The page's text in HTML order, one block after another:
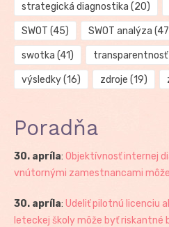
strategická diagnostika (20)
SWOT (45) SWOT analýza
swotka (41) transparentnosť
výsledky(16) zdroje (19)
Poradňa
30. apríla: Objektívnosť internej
vnútornými zamestnancami
30. apríla: Udeliť pilotnú licenciu
leteckej školy môže byť riskantné